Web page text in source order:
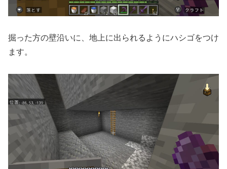
掘った方の壁沿いに、地上に出られるようにハシゴをつけ
ます。